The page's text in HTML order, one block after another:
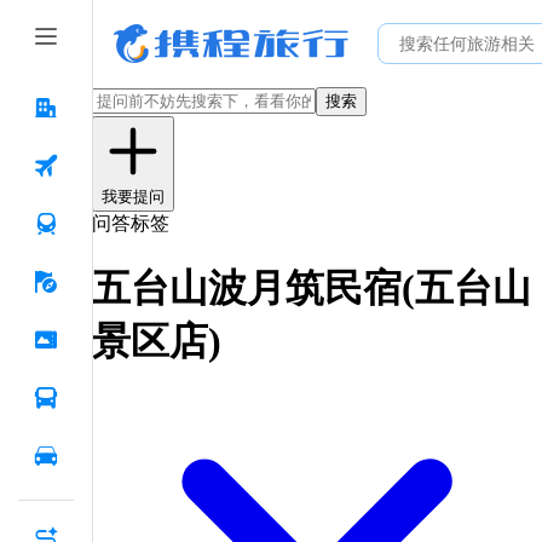
搜索
我要提问
问答标签
五台山波月筑民宿(五台山
景区店)